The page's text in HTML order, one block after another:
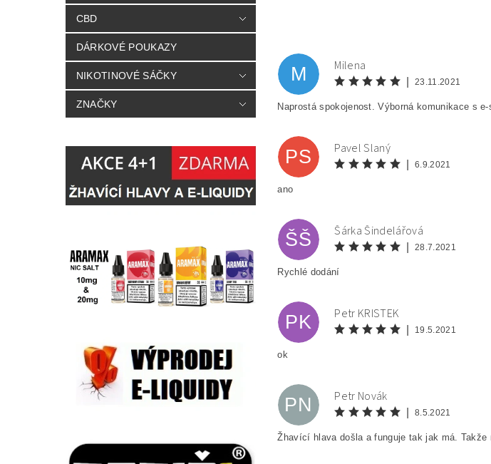
CBD
DÁRKOVÉ POUKAZY
NIKOTINOVÉ SÁČKY
ZNAČKY
M Milena
23.11.2021
Naprostá spokojenost. Výborná komunikace s
PS Pavel Slaný
6.9.2021
ano
ŠŠ Šárka Šindelářová
28.7.2021
Rychlé dodání
PK Petr KRISTEK
19.5.2021
ok
PN Petr Novák
8.5.2021
Žhavící hlava došla a funguje tak jak má.